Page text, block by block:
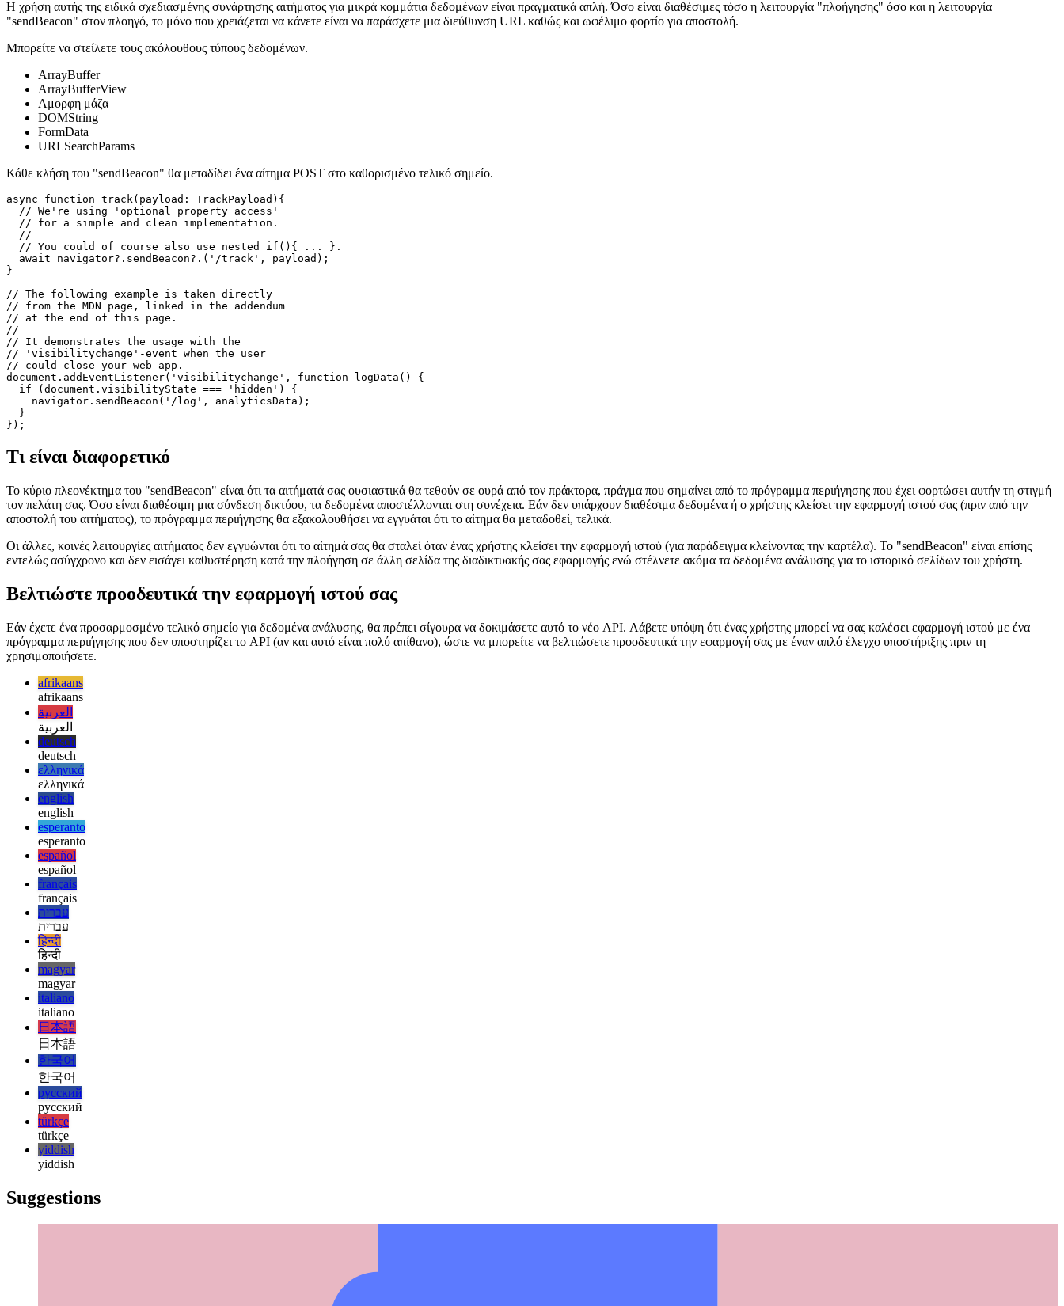
Πώς να χρησιμοποιήσετε το "sendBeacon"
Η χρήση αυτής της ειδικά σχεδιασμένης συνάρτησης αιτήματος για μικρά κομμάτια δεδομένων είναι πραγματικά απλή. Όσο είναι διαθέσιμες τόσο η λειτουργία "πλοήγησης" όσο και η λειτουργία
"sendBeacon" στον πλοηγό, το μόνο που χρειάζεται να κάνετε είναι να παράσχετε μια διεύθυνση URL καθώς και ωφέλιμο φορτίο για αποστολή.
Μπορείτε να στείλετε τους ακόλουθους τύπους δεδομένων.
ArrayBuffer
ArrayBufferView
Αμορφη μάζα
FormData
URLSearchParams
Κάθε κλήση του "sendBeacon" θα μεταδίδει ένα αίτημα POST στο καθορισμένο τελικό σημείο.
async function track(payload: TrackPayload){
  // We're using 'optional property access'
  // for a simple and clean implementation.
  //
  await navigator?.sendBeacon?.('/track', payload);
}
// The following example is taken directly
// from the MDN page, linked in the addendum
// at the end of this page.
//
// It demonstrates the usage with the
// 'visibilitychange'-event when the user
// could close your web app.
document.addEventListener('visibilitychange', function logData() {
  if (document.visibilityState === 'hidden') {
  }
Τι είναι διαφορετικό
Το κύριο πλεονέκτημα του "sendBeacon" είναι ότι τα αιτήματά σας ουσιαστικά θα τεθούν σε ουρά από τον πράκτορα, πράγμα που σημαίνει από το πρόγραμμα περιήγησης που έχει φορτώσει αυτήν τη στιγμή
τον πελάτη σας. Όσο είναι διαθέσιμη μια σύνδεση δικτύου, τα δεδομένα αποστέλλονται στη συνέχεια. Εάν δεν υπάρχουν διαθέσιμα δεδομένα ή ο χρήστης κλείσει την εφαρμογή ιστού σας (πριν από την
αποστολή του αιτήματος), το πρόγραμμα περιήγησης θα εξακολουθήσει να εγγυάται ότι το αίτημα θα μεταδοθεί, τελικά.
Οι άλλες, κοινές λειτουργίες αιτήματος δεν εγγυώνται ότι το αίτημά σας θα σταλεί όταν ένας χρήστης κλείσει την εφαρμογή ιστού (για παράδειγμα κλείνοντας την καρτέλα). Το "sendBeacon" είναι επίσης
εντελώς ασύγχρονο και δεν εισάγει καθυστέρηση κατά την πλοήγηση σε άλλη σελίδα της διαδικτυακής σας εφαρμογής ενώ στέλνετε ακόμα τα δεδομένα ανάλυσης για το ιστορικό σελίδων του χρήστη.
Βελτιώστε προοδευτικά την εφαρμογή ιστού σας
Εάν έχετε ένα προσαρμοσμένο τελικό σημείο για δεδομένα ανάλυσης, θα πρέπει σίγουρα να δοκιμάσετε αυτό το νέο API. Λάβετε υπόψη ότι ένας χρήστης μπορεί να σας καλέσει εφαρμογή ιστού με ένα
πρόγραμμα περιήγησης που δεν υποστηρίζει το API (αν και αυτό είναι πολύ απίθανο), ώστε να μπορείτε να βελτιώσετε προοδευτικά την εφαρμογή σας με έναν απλό έλεγχο υποστήριξης πριν τη
χρησιμοποιήσετε.
afrikaans
afrikaans
العربية
العربية
deutsch
deutsch
ελληνικά
ελληνικά
english
english
esperanto
esperanto
español
español
français
français
עברית
עברית
हिन्दी
हिन्दी
magyar
magyar
italiano
italiano
日本語
日本語
한국어
한국어
русский
русский
türkçe
türkçe
yiddish
yiddish